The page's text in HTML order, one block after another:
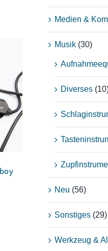
Medien &
Musik (30)
Diverses
Neu (56)
Sonstiges (29)
Werkzeug &